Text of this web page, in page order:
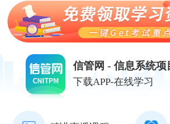
信管网 - 信息系统
下载APP-在线学习